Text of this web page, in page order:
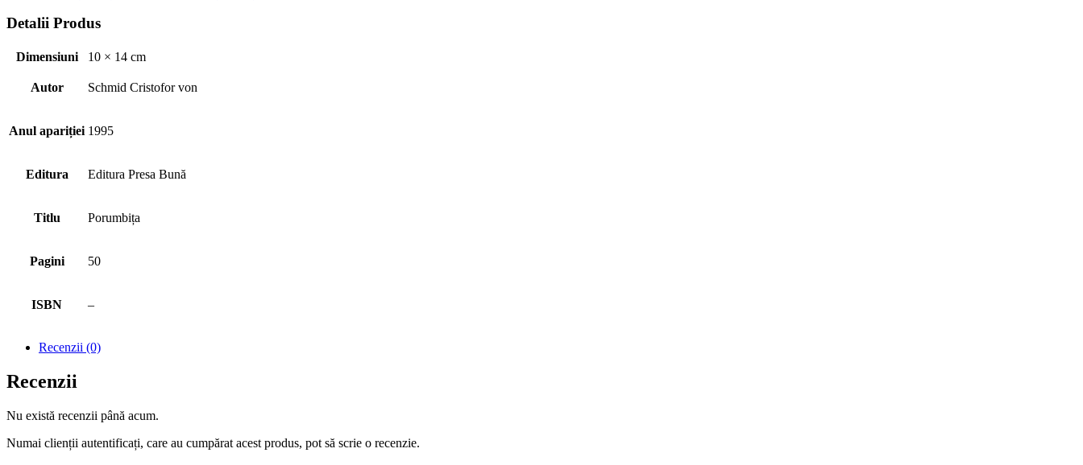
Detalii Produs
Dimensiuni 10 × 14 cm
Autor Schmid Cristofor von
Anul apariției 1995
Editura Editura Presa Bună
Titlu Porumbița
Pagini 50
ISBN –
Recenzii (0)
Recenzii
Nu există recenzii până acum.
Numai clienții autentificați, care au cumpărat acest produs, pot să scrie o recenzie.